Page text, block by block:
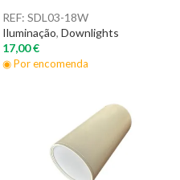
REF: SDL03-18W
Iluminação, Downlights
17,00€
◉ Por encomenda